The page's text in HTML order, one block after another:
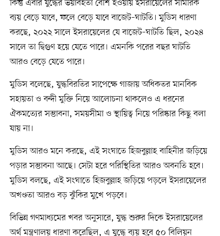
কিন্তু এবার যুদ্ধের ভয়াবহতা বেশি হওয়ায় ইসরায়েলের সামরিক
ব্যয় বেড়ে যাবে, ফলে বেড়ে যাবে বাজেট–ঘাটতি। মুডিস ধারণা
করছে, ২০২২ সালে ইসরায়েলের যে বাজেট–ঘাটতি ছিল, ২০২৪
সালে তা দ্বিগুণ হয়ে যেতে পারে। এমনকি পরের বছর ঘাটতি
আরও বেড়ে যেতে পারে।
মুডিস বলেছে, যুদ্ধবিরতির সাপেক্ষে গাজায় অধিকতর মানবিক
সহায়তা ও বন্দী মুক্তি নিয়ে আলোচনা থাকলেও এ ধরনের
ঐকমত্যের সম্ভাবনা, সময়সীমা ও স্থায়িত্ব নিয়ে পরিষ্কার কিছু বলা
যায় না।
মুডিস আরও মনে করছে, এই সংঘাতে হিজবুল্লাহ বাহিনীর জড়িয়ে
পড়ার সম্ভাবনা আছে। সেটা হরে পরিস্থিতির আরও অবনতি হবে।
মুডিস বলছে, এই সংঘাতে হিজবুল্লাহ জড়িয়ে পড়লে ইসরায়েলের
অখণ্ডতা আরও বড় ঝুঁকির মুখে পড়বে।
বিভিন্ন গণমাধ্যমের খবর অনুসারে, যুদ্ধ শুরুর দিকে ইসরায়েলের
অর্থ মন্ত্রণালয় ধারণা করেছিল, এ যুদ্ধে ব্যয় হবে ৫০ বিলিয়ন